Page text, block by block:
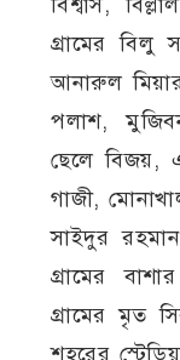
বিশ্বাস,
গ্রামের বিলু
আনারুল
পলাশ,
ছেলে বিজয়,
গাজী,
সাইদুর
গ্রামের
গ্রামের মৃত
শহরের